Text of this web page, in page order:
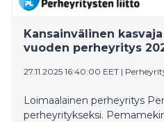
Kansainvälinen
vuoden perheyritys
27.11.2025 16:40:00 EET |
Loimaalainen perheyritys
perheyritykseksi.